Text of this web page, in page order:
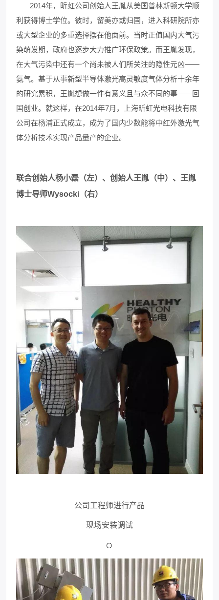
2014年，昕虹公司创始人王胤从美国普林斯顿大学顺
利获得博士学位。彼时，留美亦或归国，进入科研院所亦
或大型企业的多重选择摆在他面前。当时正值国内大气污
染萌发期，政府也逐步大力推广环保政策。而王胤发现，
在大气污染中还有一个尚未被人们所关注的隐性元凶——
氨气。基于从事新型半导体激光高灵敏度气体分析十余年
的研究累积，王胤想做一件有意义且与众不同的事——回
国创业。就这样，在2014年7月，上海昕虹光电科技有限
公司在杨浦正式成立，成为了国内少数能将中红外激光气
体分析技术实现产品量产的企业。
联合创始人杨小磊（左）、创始人王胤（中）、王胤
博士导师Wysocki（右）
公司工程师进行产品
现场安装调试
○